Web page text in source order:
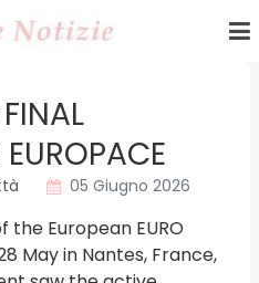
05 Giugno 2026
European EURO
May in Nantes, France,